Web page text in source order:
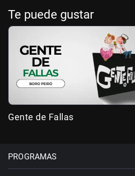
Te puede gustar
Gente de Fallas
PROGRAMAS